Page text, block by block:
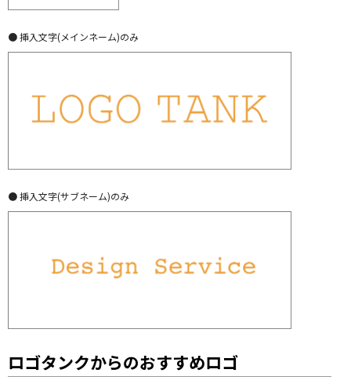
● 挿入文字(メインネーム)のみ
● 挿入文字(サブネーム)のみ
ロゴタンクからのおすすめロゴ